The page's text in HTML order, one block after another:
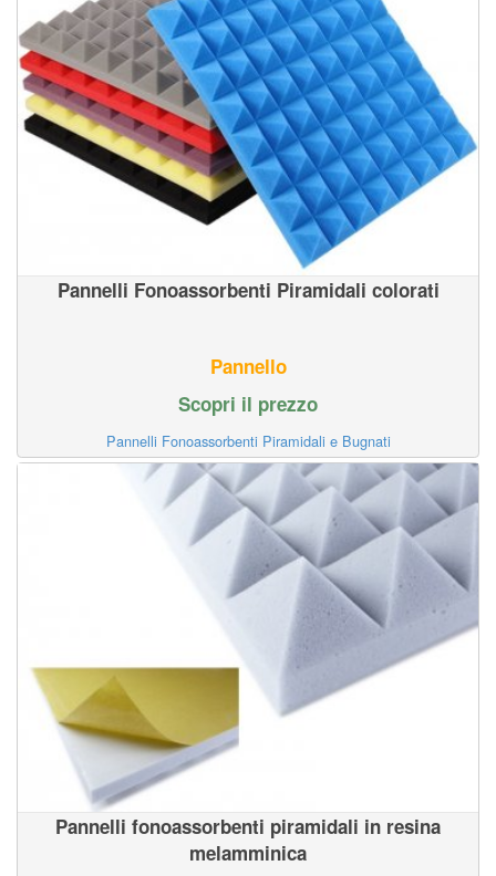
Pannelli Fonoassorbenti Piramidali colorati
Pannello
Scopri il prezzo
Pannelli Fonoassorbenti Piramidali e Bugnati
Pannelli fonoassorbenti piramidali in resina
melamminica